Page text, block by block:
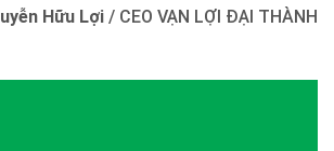
Hữu Lợi / CEO VẠN LỢI ĐẠI THÀNH